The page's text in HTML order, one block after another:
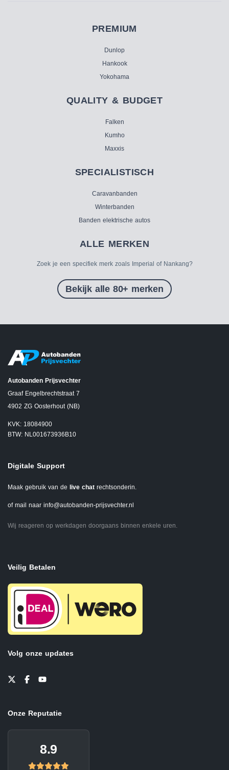
PREMIUM
Dunlop
Hankook
Yokohama
QUALITY & BUDGET
Falken
Kumho
Maxxis
SPECIALISTISCH
Caravanbanden
Winterbanden
Banden elektrische autos
ALLE MERKEN
Zoek je een specifiek merk zoals Imperial of Nankang?
Bekijk alle 80+ merken
Autobanden Prijsvechter
Graaf Engelbrechtstraat 7
4902 ZG Oosterhout (NB)
KVK: 18084900
BTW: NL001673936B10
Digitale Support
Maak gebruik van de live chat rechtsonderin.
of mail naar info@autobanden-prijsvechter.nl
Wij reageren op werkdagen doorgaans binnen enkele uren.
Veilig Betalen
Volg onze updates
Onze Reputatie
8.9